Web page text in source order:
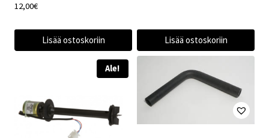
12,00€
Lisää ostoskoriin Lisää ostoskoriin
Ale!